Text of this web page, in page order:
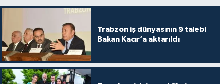
Trabzon iş dünyasının 9 talebi
Bakan Kacır’a aktarıldı